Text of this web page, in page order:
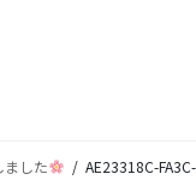
した AE23318C-